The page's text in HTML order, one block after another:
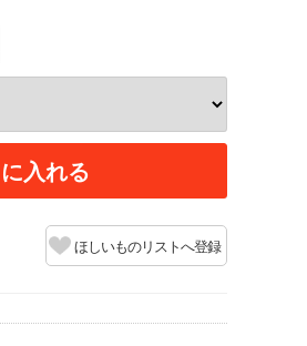
入れる
ほしいものリストへ登録